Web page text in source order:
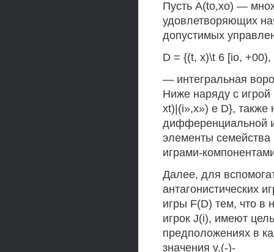
Пусть A(to,xo) —
удовлетворяющих
допустимых
D = {(t, х)\t 6 [io,
— интегральная
Ниже наряду с игрой
xt)|(i»,х») е D}, также
дифференциальной
элементы
играми-
Далее, для
антагонистических
игры F(D) тем, что в
игрок J(i), имеют
предположениях в
значения v,(-)-